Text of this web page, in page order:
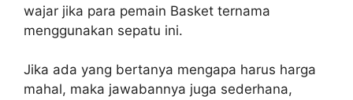
wajar jika para pemain Basket ternama
menggunakan sepatu ini.
Jika ada yang bertanya mengapa harus harga
mahal, maka jawabannya juga sederhana,